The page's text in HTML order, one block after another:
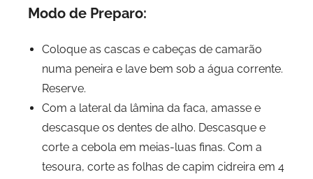
Modo de Preparo:
Coloque as cascas e cabeças de camarão
numa peneira e lave bem sob a água corrente.
Reserve.
Com a lateral da lâmina da faca, amasse e
descasque os dentes de alho. Descasque e
corte a cebola em meias-luas finas. Com a
tesoura, corte as folhas de capim cidreira em 4